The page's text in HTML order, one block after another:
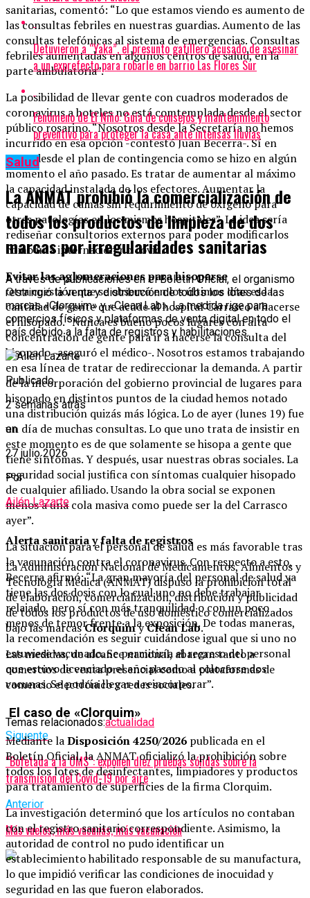
sanitarias, comentó: “Lo que estamos viendo es aumento de
las consultas febriles en nuestras guardias. Aumento de las
consultas telefónicas al sistema de emergencias. Consultas
febriles aumentadas en algunos centros de salud, en la
parte ambulatoria”.
La posibilidad de llevar gente con cuadros moderados de
coronavirus a hoteles no está comtemplada desde el sector
público rosarino. “Nosotros desde la Secretaría no hemos
incurrido en esa opción -contestó Juan Becerra-. Sí en
otras desde el plan de contingencia como se hizo en algún
momento el año pasado. Es tratar de aumentar al máximo
la capacidad instalada de los efectores. Aumentar la
capacidad de camas sin requirimiento de oxígeno para
otras patologías en los mismos hospitales”. La idea sería
rediseñar consultorios externos para poder modificarlos
como una internación no covid.
Evitar las aglomeraciones para hisoparse
Otra cuestión que se observó en los últimos días es la
cantidad de gente que acude al hospital Carrasco a hacerse
el hisopado. “Nunca es bueno pocos lugares con alta
concentración de gente para ir a hacerse la consulta del
hisopado -aseguró el médico-. Nosotros estamos trabajando
en esa línea de tratar de redireccionar la demanda. A partir
de la incorporación del gobierno provincial de lugares para
hisopado en distintos puntos de la ciudad hemos notado
una distribución quizás más lógica. Lo de ayer (lunes 19) fue
un día de muchas consultas. Lo que uno trata de insistir en
este momento es de que solamente se hisopa a gente que
tiene síntomas. Y después, usar nuestras obras sociales. La
seguridad social justifica con síntomas cualquier hisopado
de cualquier afiliado. Usando la obra social se exponen
menos a una cola masiva como puede ser la del Carrasco
ayer”.
La situación para el personal de salud es más favorable tras
la vacunación contra el coronavirus. Con respecto a esto,
Becerra afirmó: “La gran mayoría del personal de salud ya
tiene las dos dosis con lo cual uno no debe trabajar
relajado, pero sí con más tranquilidad o con un poco
menos de temor frente a la exposición. De todas maneras,
la recomendación es seguir cuidándose igual que si uno no
estuviese vacunado. Se permitiría el regreso del personal
que estuvo licenciado el año pasado al colocarse dos
vacunas. Se podría llegar a reincorporar”.
Temas relacionados:actualidad
Siguente
“Bofetada a la OMS”: exponen diez pruebas sólidas sobre la
transmisión del Covid-19 por aire
Anterior
Más vuelos, más vacunas, más vacunación
Detuvieron a “Yaka”, el presunto gatillero acusado de asesinar
a un exprefecto para robarle en barrio Las Flores Sur
Fenómeno de El Niño: Guía de consejos y mantenimiento
preventivo para proteger la casa ante intensas lluvias
Salud
La ANMAT prohibió la comercialización de
todos los productos de limpieza de dos
marcas por irregularidades sanitarias
A través de publicaciones en el Boletín Oficial, el organismo
restringió la venta y distribución de todos los lotes de las
marcas «Clorquim» y «Clean Lab». La medida rige para
comercios físicos y plataformas de venta digital en todo el
país debido a la falta de registros y habilitaciones.
Publicado
2 semanas atrás
en
27 julio 2026
Por
Ailén Lazarte
Alerta sanitaria y falta de registros
La Administración Nacional de Medicamentos, Alimentos y
Tecnología Médica (ANMAT) dispuso la prohibición total
de elaboración, comercialización, distribución y publicidad
de todos los productos de uso doméstico comercializados
bajo las marcasClorquimyClean Lab.
Las medidas, de alcance nacional, abarcan tanto a
comercios de venta presencial como a plataformas de
comercio electrónico y redes sociales.
El caso de «Clorquim»
Mediante laDisposición 4250/2026 publicada en el
Boletín Oficial, la ANMAT oficializó la prohibición sobre
todos los lotes de desinfectantes, limpiadores y productos
para tratamiento de superficies de la firma Clorquim.
La investigación determinó que los artículos no contaban
con el registro sanitario correspondiente. Asimismo, la
autoridad de control no pudo identificar un
establecimiento habilitado responsable de su manufactura,
lo que impidió verificar las condiciones de inocuidad y
seguridad en las que fueron elaborados.